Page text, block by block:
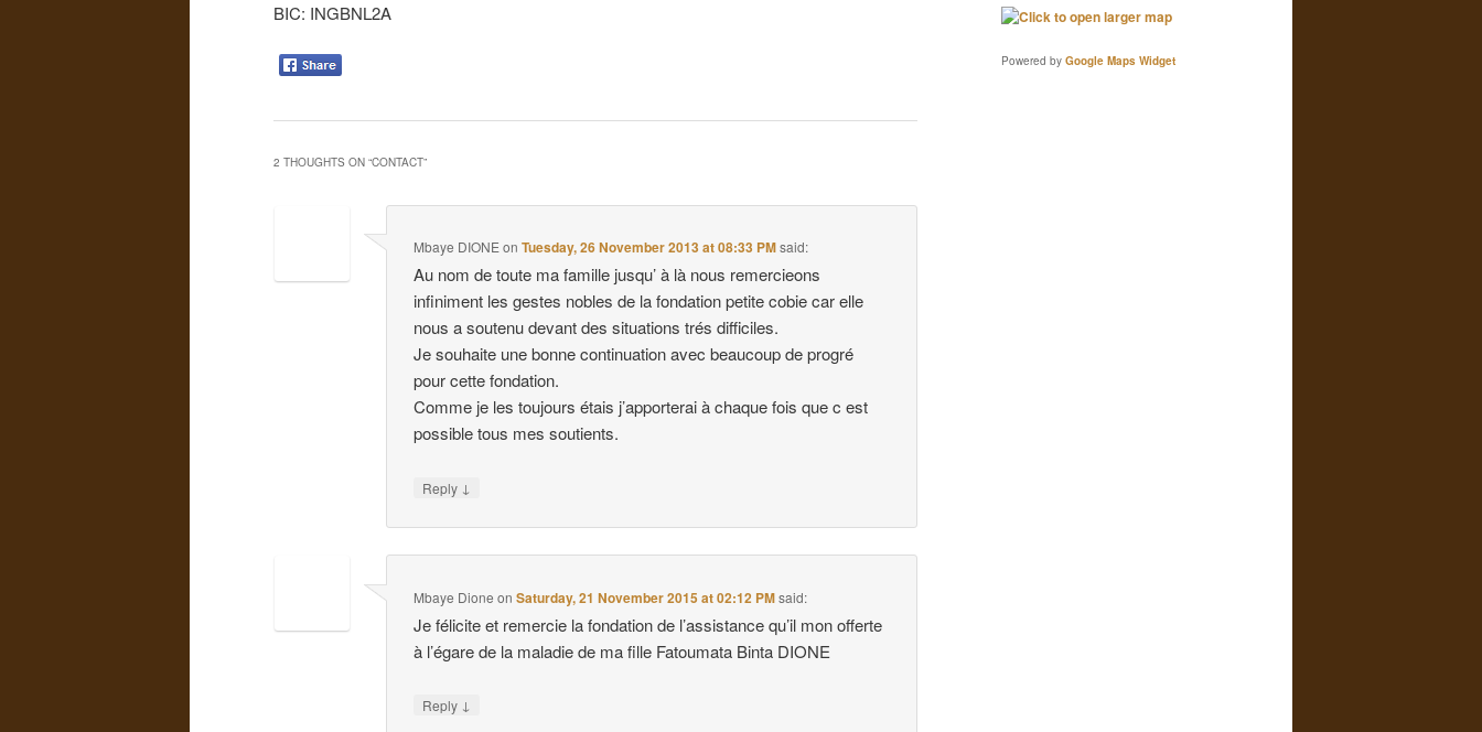
BIC: INGBNL2A
2 THOUGHTS ON “CONTACT”
Mbaye DIONE onTuesday, 26 November 2013 at 08:33 PMsaid:
Au nom de toute ma famille jusqu’ à là nous remercieons
infiniment les gestes nobles de la fondation petite cobie car elle
nous a soutenu devant des situations trés difficiles.
Je souhaite une bonne continuation avec beaucoup de progré
pour cette fondation.
Comme je les toujours étais j’apporterai à chaque fois que c est
possible tous mes soutients.
Reply ↓
Mbaye Dione onSaturday, 21 November 2015 at 02:12 PMsaid:
Je félicite et remercie la fondation de l’assistance qu’il mon offerte
à l’égare de la maladie de ma fille Fatoumata Binta DIONE
Reply ↓
Powered by Google Maps Widget